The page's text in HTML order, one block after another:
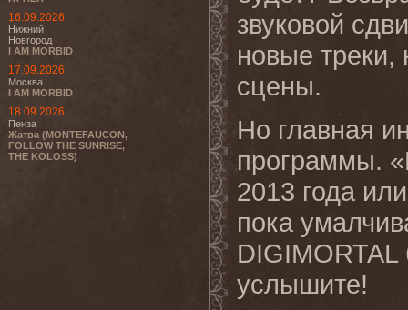
16.09.2026
Нижний
Новгород
I AM MORBID
17.09.2026
Москва
I AM MORBID
18.09.2026
Пенза
Жатва (MONTEFAUCON,
FOLLOW THE SUNRISE,
THE KOLOSS)
звуковой
новые треки,
сцены.
Но главная
программы.
2013 года
пока
DIGIMORTAL
услышите!